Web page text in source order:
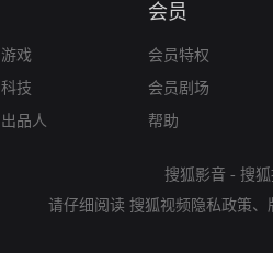
游戏
科技
出品人
会员
会员特权
会员剧场
帮助
搜狐影音 - 搜
请仔细阅读 搜狐视频隐私政策、